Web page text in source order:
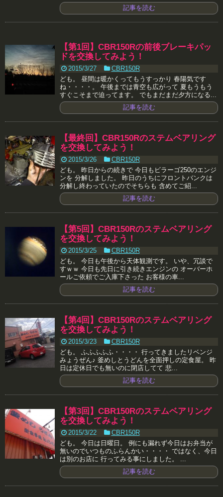
記事を読む
【第1回】CBR150Rの前後ブレーキパッ
ドを交換してみよう！
2015/3/27
CBR150R
ども。 昼間は暖かくってもうすっかり 春陽気です
ね・・・・。 午後までは青空も広がって 夏もうもう
すぐこそまで迫ってます。 でもまだまだ夕方になる...
記事を読む
【最終回】CBR150Rのステムベアリング
を交換してみよう！
2015/3/26
CBR150R
ども。 昨日からの続きで 今日もビラーゴ250のエンジ
ンを 分解しました。 昨日のうちにフロントバンクは
分解し終わっていたのでそちらも 含めてご紹...
記事を読む
【第5回】CBR150Rのステムベアリング
を交換してみよう！
2015/3/25
CBR150R
ども。 今日も午後から天体観測です。 いや、冗談で
すｗｗ 今日も先日に引き続きエンジンの オーバーホ
ールご依頼でご入庫下さった お客様の車...
記事を読む
【第4回】CBR150Rのステムベアリング
を交換してみよう！
2015/3/23
CBR150R
ども。 ふふふふふ・・・・ 行ってきましたリベンジ
みょうぜん♪ 釜めしとうどんを全面押しの定食屋。 昨
日は定休日でも無いのに閉店してて 悲...
記事を読む
【第3回】CBR150Rのステムベアリング
を交換してみよう！
2015/3/22
CBR150R
ども。 今日は日曜日。 例にも漏れず今日はお弁当が
無いのでいつものふらんかい・・・・ ではなく、今日
は別のお店に 行ってみる事にしました。 ...
記事を読む